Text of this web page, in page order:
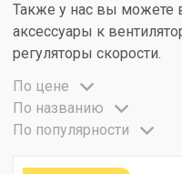
Также у нас вы можете
аксессуары к
регуляторы скорости.
По цене
По названию
По популярности